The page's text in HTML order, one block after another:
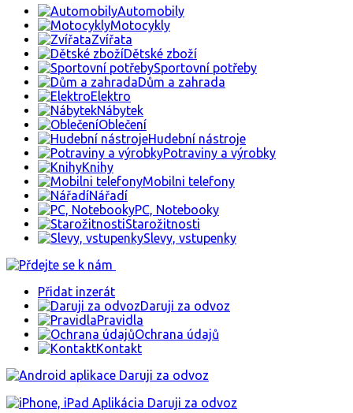
Automobily
Motocykly
Zvířata
Dětské zboží
Sportovní potřeby
Dům a zahrada
Elektro
Nábytek
Oblečení
Hudební nástroje
Potraviny a výrobky
Knihy
Mobilni telefony
Nářadí
PC, Notebooky
Starožitnosti
Slevy, vstupenky
Přidat inzerát
Daruji za odvoz
Pravidla
Ochrana údajů
Kontakt